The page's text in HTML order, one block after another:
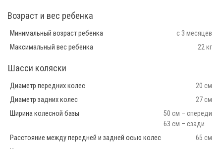
Возраст и вес ребенка
Минимальный возраст ребенка
с 3 месяцев
Максимальный вес ребенка
22 кг
Шасси коляски
Диаметр передних колес
20 см
Диаметр задних колес
27 см
Ширина колесной базы
50 см – спереди
63 см – сзади
Расстояние между передней и задней осью колес
65 см